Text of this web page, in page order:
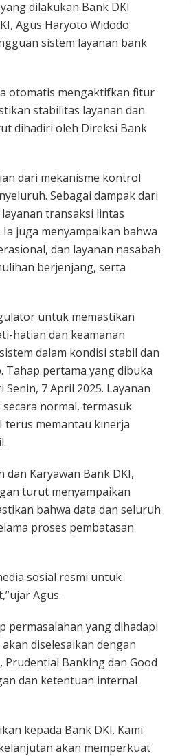
dilakukan Bank DKI
Agus Haryoto Widodo
sistem layanan bank
otomatis mengaktifkan fitur
stabilitas layanan dan
dihadiri oleh Direksi Bank
dari mekanisme kontrol
Sebagai dampak dari
transaksi lintas
juga menyampaikan bahwa
dan layanan nasabah
berjenjang, serta
untuk memastikan
hatian dan keamanan
dalam kondisi stabil dan
Tahap pertama yang dibuka
7 April 2025. Layanan
normal, termasuk
terus memantau kinerja
Karyawan Bank DKI,
turut menyampaikan
bahwa data dan seluruh
proses pembatasan
sosial resmi untuk
Agus.
permasalahan yang dihadapi
diselesaikan dengan
Banking dan Good
dan ketentuan internal
kepada Bank DKI. Kami
akan memperkuat